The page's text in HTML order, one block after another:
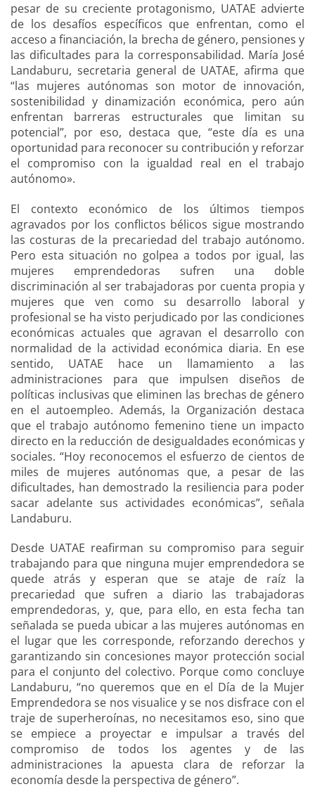
pesar de su creciente protagonismo, UATAE advierte
de los desafíos específicos que enfrentan, como el
acceso a financiación, la brecha de género, pensiones y
las dificultades para la corresponsabilidad. María José
Landaburu, secretaria general de UATAE, afirma que
“las mujeres autónomas son motor de innovación,
sostenibilidad y dinamización económica, pero aún
enfrentan barreras estructurales que limitan su
potencial”, por eso, destaca que, “este día es una
oportunidad para reconocer su contribución y reforzar
el compromiso con la igualdad real en el trabajo
autónomo».
El contexto económico de los últimos tiempos
agravados por los conflictos bélicos sigue mostrando
las costuras de la precariedad del trabajo autónomo.
Pero esta situación no golpea a todos por igual, las
mujeres emprendedoras sufren una doble
discriminación al ser trabajadoras por cuenta propia y
mujeres que ven como su desarrollo laboral y
profesional se ha visto perjudicado por las condiciones
económicas actuales que agravan el desarrollo con
normalidad de la actividad económica diaria. En ese
sentido, UATAE hace un llamamiento a las
administraciones para que impulsen diseños de
políticas inclusivas que eliminen las brechas de género
en el autoempleo. Además, la Organización destaca
que el trabajo autónomo femenino tiene un impacto
directo en la reducción de desigualdades económicas y
sociales. “Hoy reconocemos el esfuerzo de cientos de
miles de mujeres autónomas que, a pesar de las
dificultades, han demostrado la resiliencia para poder
sacar adelante sus actividades económicas”, señala
Landaburu.
Desde UATAE reafirman su compromiso para seguir
trabajando para que ninguna mujer emprendedora se
quede atrás y esperan que se ataje de raíz la
precariedad que sufren a diario las trabajadoras
emprendedoras, y, que, para ello, en esta fecha tan
señalada se pueda ubicar a las mujeres autónomas en
el lugar que les corresponde, reforzando derechos y
garantizando sin concesiones mayor protección social
para el conjunto del colectivo. Porque como concluye
Landaburu, “no queremos que en el Día de la Mujer
Emprendedora se nos visualice y se nos disfrace con el
traje de superheroínas, no necesitamos eso, sino que
se empiece a proyectar e impulsar a través del
compromiso de todos los agentes y de las
administraciones la apuesta clara de reforzar la
economía desde la perspectiva de género”.